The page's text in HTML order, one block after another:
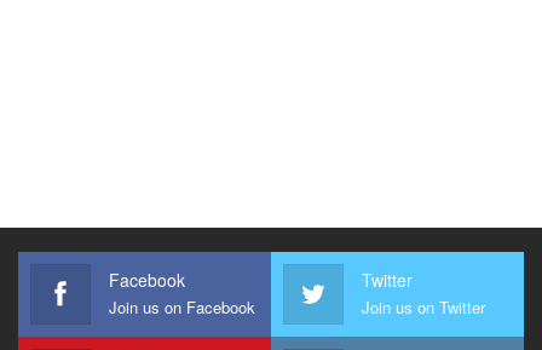
Facebook
Join us on Facebook
Twitter
Join us on Twitter